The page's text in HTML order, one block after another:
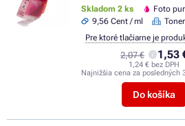
Skladom 2 ks Foto
9,56 Cent / ml
2,07 € 1,53
1,24 € bez DPH
Najnižšia cena za posledných
Do košíka
Pre ktoré tlačiarne je